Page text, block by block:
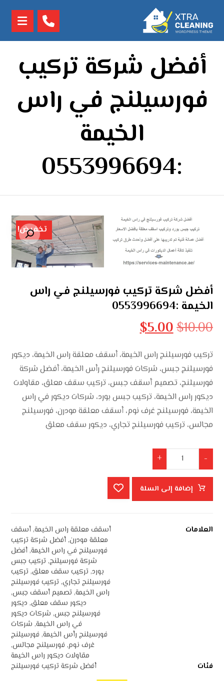
أفضل شركة تركيب
فورسيلنج في راس
الخيمة
:0553996694
تكبير الصورةتخفيض!
أفضل شركة تركيب فورسيلنج في راس
الخيمة :0553996694
$10.00
$5.00
تركيب فورسيلنج راس الخيمة، أسقف معلقة راس الخيمة، ديكور
فورسيلنج جبس، شركات فورسيلنج رأس الخيمة، أفضل شركة
فورسيلنج، تصميم أسقف جبس، تركيب سقف معلق، مقاولات
ديكور راس الخيمة، تركيب جبس بورد، شركات ديكور في راس
الخيمة، فورسيلنج غرف نوم، أسقف معلقة مودرن، فورسيلنج
مجالس، تركيب فورسيلنج تجاري، ديكور سقف معلق
-
+
إضافة إلى السلة
العلامات أسقف معلقة راس الخيمة,أسقف
معلقة مودرن,أفضل شركة تركيب
فورسيلنج في راس الخيمة,أفضل
شركة فورسيلنج, تركيب جبس
بورد, تركيب سقف معلق, تركيب
فورسيلنج تجاري, تركيب فورسيلنج
راس الخيمة, تصميم أسقف جبس,
ديكور سقف معلق, ديكور
فورسيلنج جبس, شركات ديكور
في راس الخيمة, شركات
فورسيلنج رأس الخيمة, فورسيلنج
غرف نوم, فورسيلنج مجالس,
مقاولات ديكور راس الخيمة
فئات
أفضل شركة تركيب فورسيلنج